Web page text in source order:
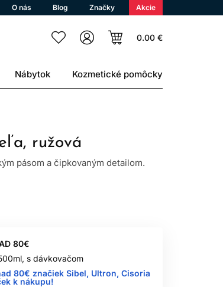
O nás Blog Značky Akcie
0.00 €
Nábytok Kozmetické pomôcky
ružová
pásom a čipkovaným detailom.
80€
s dávkovačom
80€ značiek Sibel, Ultron, Cisoria
k nákupu!